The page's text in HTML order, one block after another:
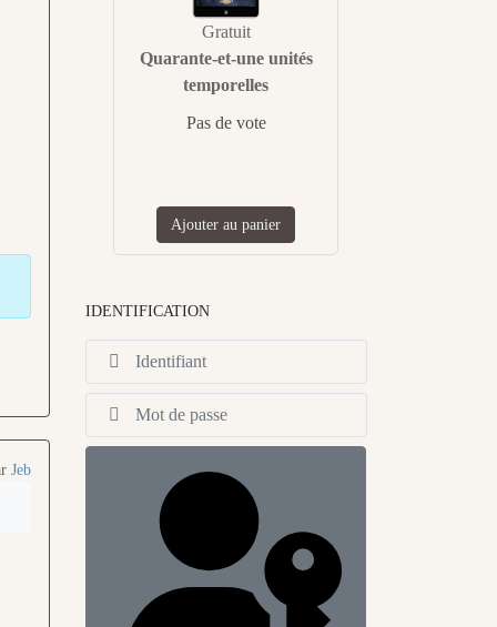
Jeb
Gratuit
Quarante-et-une unités
temporelles
Pas de vote
Ajouter au panier
IDENTIFICATION